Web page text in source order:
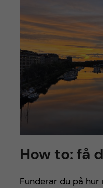
How to: få
Funderar du på